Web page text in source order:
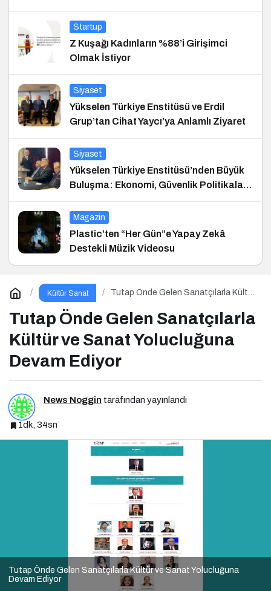
Startup
Z Kuşağı Kadınların %88’i Girişimci
Olmak İstiyor
Siyaset
Yükselen Türkiye Enstitüsü ve Erdil
Grup’tan Cihat Yaycı’ya Anlamlı Ziyaret
Siyaset
Yükselen Türkiye Enstitüsü’nden Büyük
Buluşma: Ekonomi, Güvenlik Politikaları
ve Hukuk Konferansı
Magazin
Plastic’ten “Her Gün”e Yapay Zekâ
Destekli Müzik Videosu
Kültür Sanat
Tutap Önde Gelen Sanatçılarla Kültür
Tutap Önde Gelen Sanatçılarla
Kültür ve Sanat Yolucluğuna
Devam Ediyor
News Noggin tarafından yayınlandı
1dk, 34sn
Tutap Önde Gelen Sanatçılarla Kültür ve Sanat Yolucluğuna
Devam Ediyor